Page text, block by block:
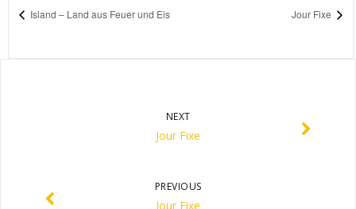
Island – Land aus Feuer und Eis Jour Fixe
NEXT
Jour Fixe
PREVIOUS
Jour Fixe